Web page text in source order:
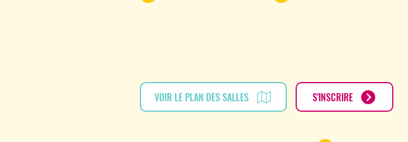
VOIR LE PLAN DES SALLES S'INSCRIRE